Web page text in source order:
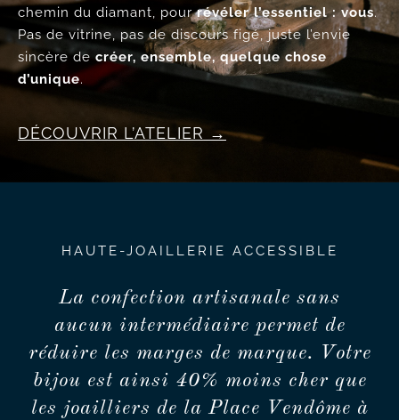
chemin du diamant, pourrévéler l’essentiel : vous.
Pas de vitrine, pas de discours figé, juste l’envie
sincère de créer, ensemble, quelque chose
d’unique.
DÉCOUVRIR L’ATELIER
HAUTE-JOAILLERIE ACCESSIBLE
La confection artisanale sans
aucun intermédiaire permet de
réduire les marges de marque. Votre
bijou est ainsi 40% moins cher que
les joailliers de la Place Vendôme à